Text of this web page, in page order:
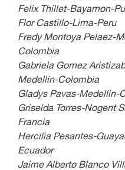
Felix Thillet-Bayamon-
Flor Castillo-Lima-Peru
Fredy Montoya Pelaez-
Colombia
Gabriela Gomez
Medellin-Colombia
Gladys Pavas-Medellin-
Griselda Torres-Nogent
Francia
Hercilia Pesantes-
Ecuador
Jaime Alberto Blanco